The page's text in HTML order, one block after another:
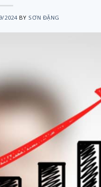
2024BY SƠN ĐẶNG